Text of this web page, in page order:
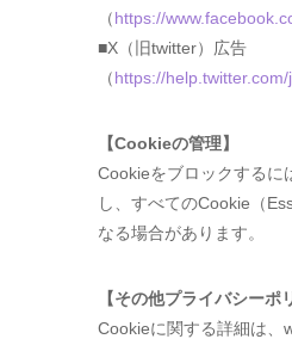
（https://
■X（旧twitter）広告
（https://
【Cookieの管理】
Cookieをブロックするに
し、すべてのCookie（
なる場合があります。
【その他プライバシーポ
Cookieに関する詳細は、